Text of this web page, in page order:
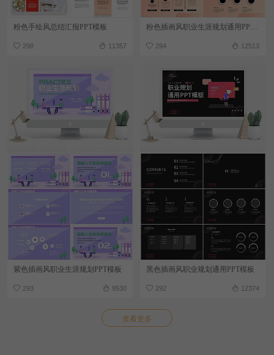
粉色手绘风总结汇报PPT模板
298 11357
粉色插画风职业生涯规划通用PPT模板
294 12513
紫色插画风职业生涯规划PPT模板
293 9530
黑色插画风职业规划通用PPT模板
292 12374
查看更多